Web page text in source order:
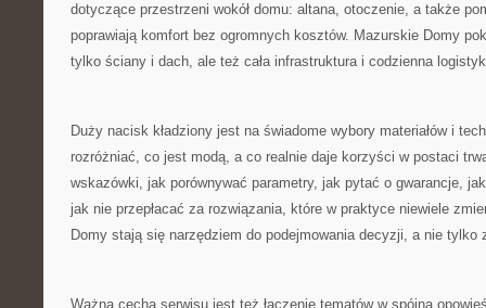
dotyczące przestrzeni wokół domu: altana, otoczenie, a także
poprawiają komfort bez ogromnych kosztów. Mazurskie Domy
tylko ściany i dach, ale też cała infrastruktura i codzienna
Duży nacisk kładziony jest na świadome wybory materiałów i
rozróżniać, co jest modą, a co realnie daje korzyści w postaci
wskazówki, jak porównywać parametry, jak pytać o gwarancje,
jak nie przepłacać za rozwiązania, które w praktyce niewiele
Domy stają się narzędziem do podejmowania decyzji, a nie tylko
Ważną cechą serwisu jest też łączenie tematów w spójną